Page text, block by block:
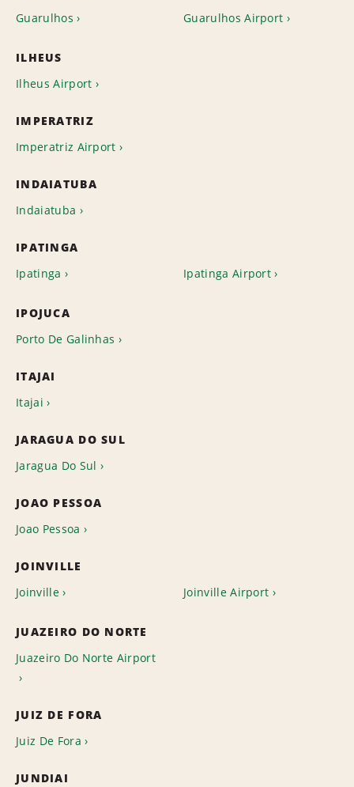
Guarulhos
Guarulhos Airport
ILHEUS
Ilheus Airport
IMPERATRIZ
Imperatriz Airport
INDAIATUBA
Indaiatuba
IPATINGA
Ipatinga
Ipatinga Airport
IPOJUCA
Porto De Galinhas
ITAJAI
Itajai
JARAGUA DO SUL
Jaragua Do Sul
JOAO PESSOA
Joao Pessoa
JOINVILLE
Joinville
Joinville Airport
JUAZEIRO DO NORTE
Juazeiro Do Norte Airport
JUIZ DE FORA
Juiz De Fora
JUNDIAI